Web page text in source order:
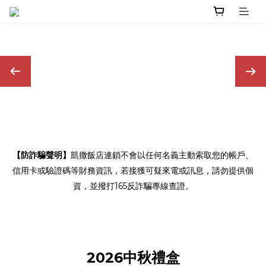
【防詐騙聲明】 凱撒飯店連鎖不會以任何名義主動索取您的帳戶、
信用卡或驗證碼等財務資訊，若接獲可疑來電或訊息，請勿提供個
資，並撥打165反詐騙專線查證。
2026中秋禮盒